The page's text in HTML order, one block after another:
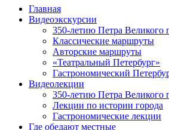
Главная
Видеоэкскурсии
350-летию Петра Великого
Классические маршруты
Авторские маршруты
«Театральный Петербург»
Гастрономический
Видеолекции
350-летию Петра Великого
Лекции по истории города
Гастрономические лекции
Где обедают местные